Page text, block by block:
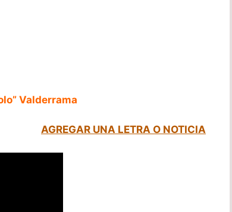
Valderrama
AGREGAR UNA LETRA O NOTICIA